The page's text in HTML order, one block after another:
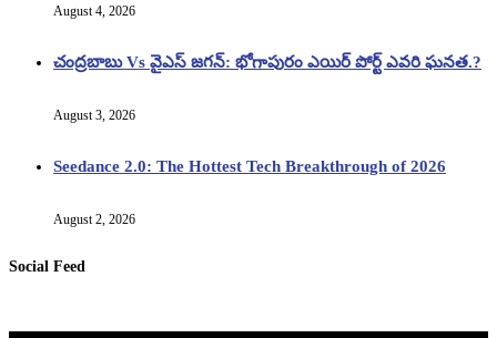
August 4, 2026
చంద్రబాబు Vs వైఎస్ జగన్: భోగాపురం ఎయిర్ పోర్ట్ ఎవరి ఘనత.?
August 3, 2026
Seedance 2.0: The Hottest Tech Breakthrough of 2026
August 2, 2026
Social Feed